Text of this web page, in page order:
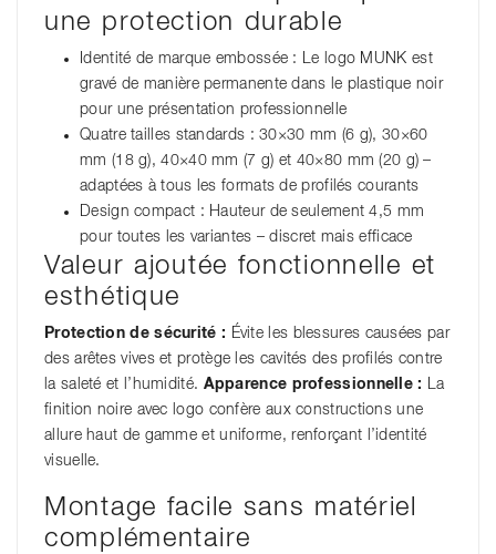
une protection durable
Identité de marque embossée : Le logo MUNK est
gravé de manière permanente dans le plastique noir
pour une présentation professionnelle
Quatre tailles standards : 30×30 mm (6 g), 30×60
mm (18 g), 40×40 mm (7 g) et 40×80 mm (20 g) –
adaptées à tous les formats de profilés courants
Design compact : Hauteur de seulement 4,5 mm
pour toutes les variantes – discret mais efficace
Valeur ajoutée fonctionnelle et
esthétique
Protection de sécurité : Évite les blessures causées par
des arêtes vives et protège les cavités des profilés contre
la saleté et l’humidité. Apparence professionnelle : La
finition noire avec logo confère aux constructions une
allure haut de gamme et uniforme, renforçant l’identité
visuelle.
Montage facile sans matériel
complémentaire